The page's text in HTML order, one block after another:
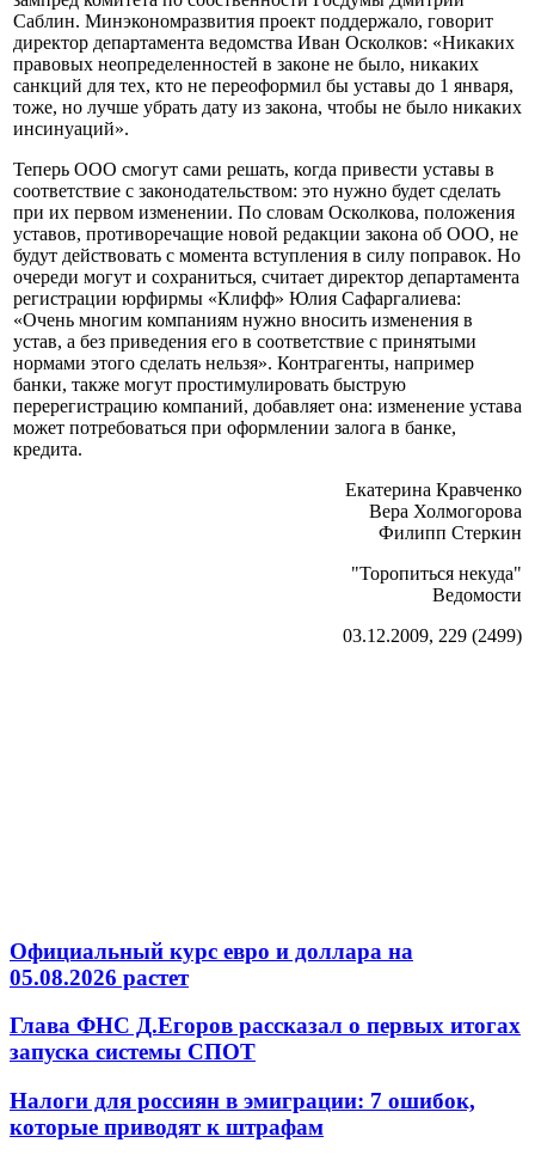
Саблин. Минэкономразвития проект поддержало, говорит
директор департамента ведомства Иван Осколков: «Никаких
правовых неопределенностей в законе не было, никаких
санкций для тех, кто не переоформил бы уставы до 1 января,
тоже, но лучше убрать дату из закона, чтобы не было никаких
инсинуаций».
Теперь ООО смогут сами решать, когда привести уставы в
соответствие с законодательством: это нужно будет сделать
при их первом изменении. По словам Осколкова, положения
уставов, противоречащие новой редакции закона об ООО, не
будут действовать с момента вступления в силу поправок. Но
очереди могут и сохраниться, считает директор департамента
регистрации юрфирмы «Клифф» Юлия Сафаргалиева:
«Очень многим компаниям нужно вносить изменения в
устав, а без приведения его в соответствие с принятыми
нормами этого сделать нельзя». Контрагенты, например
банки, также могут простимулировать быструю
перерегистрацию компаний, добавляет она: изменение устава
может потребоваться при оформлении залога в банке,
кредита.
Екатерина Кравченко
Вера Холмогорова
Филипп Стеркин
"Торопиться некуда"
Ведомости
03.12.2009, 229 (2499)
Официальный курс евро и доллара на
05.08.2026 растет
Глава ФНС Д.Егоров рассказал о первых итогах
запуска системы СПОТ
Налоги для россиян в эмиграции: 7 ошибок,
которые приводят к штрафам